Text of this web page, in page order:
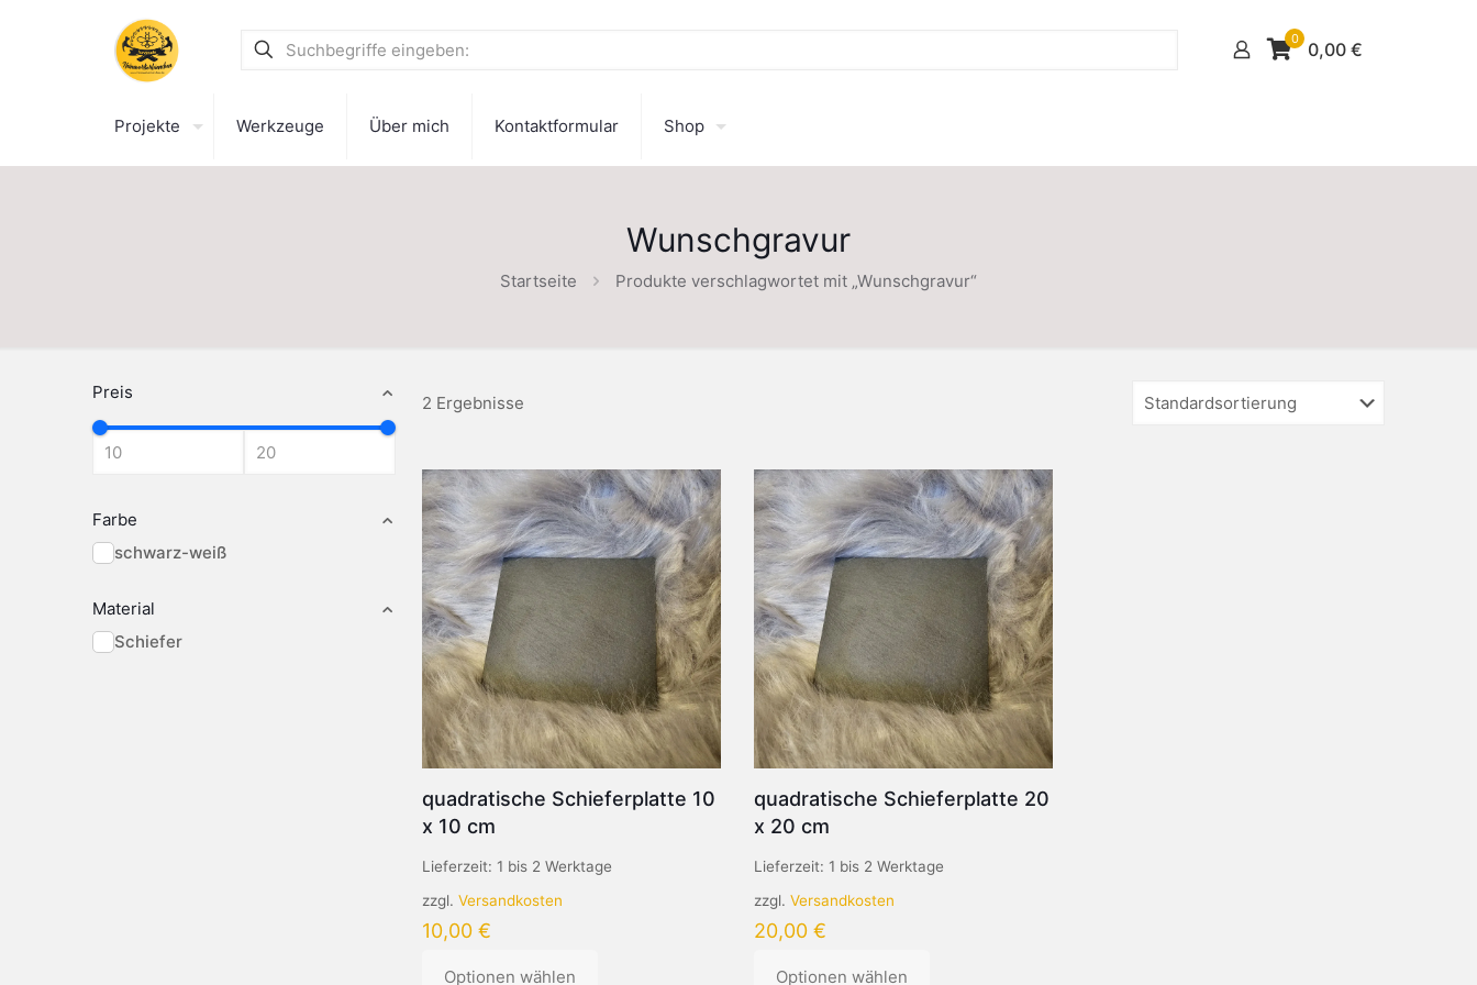
0 0,00 €
Projekte Werkzeuge Über mich Kontaktformular Shop
Wunschgravur
Startseite Produkte verschlagwortet mit „Wunschgravur“
Preis
Farbe
schwarz-weiß
Material
Schiefer
2 Ergebnisse
quadratische Schieferplatte 10
x 10 cm
Lieferzeit: 1 bis 2 Werktage
zzgl. Versandkosten
10,00 €
Optionen wählen
quadratische Schieferplatte 20
x 20 cm
Lieferzeit: 1 bis 2 Werktage
zzgl. Versandkosten
20,00 €
Optionen wählen